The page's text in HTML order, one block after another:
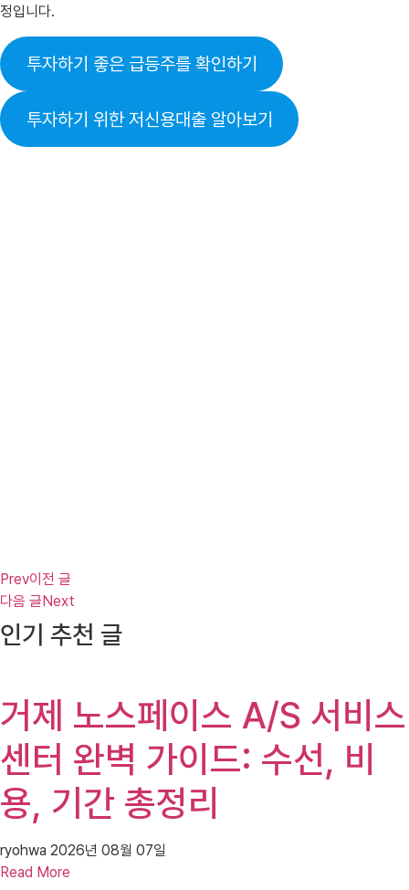
정입니다.
투자하기 좋은 급등주를 확인하기
투자하기 위한 저신용대출 알아보기
Prev이전 글
다음 글 Next
인기 추천 글
거제 노스페이스 A/S 서비스
센터 완벽 가이드: 수선, 비
용, 기간 총정리
ryohwa 2026년 08월 07일
Read More